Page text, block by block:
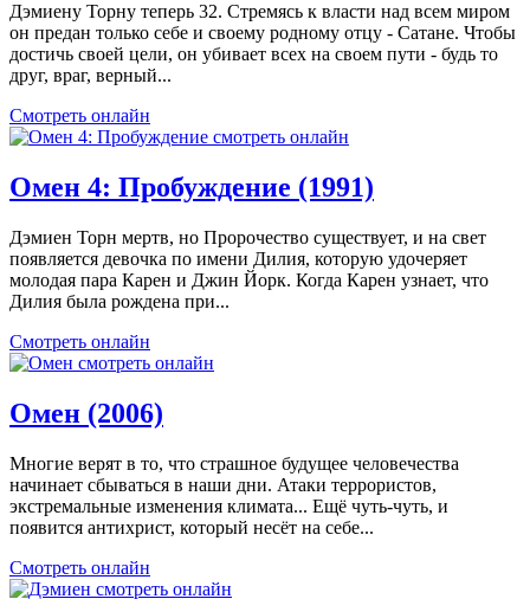
Дэмиену Торну теперь 32. Стремясь к власти над всем миром
он предан только себе и своему родному отцу - Сатане. Чтобы
достичь своей цели, он убивает всех на своем пути - будь то
друг, враг, верный...
Смотреть онлайн
Омен 4: Пробуждение (1991)
Дэмиен Торн мертв, но Пророчество существует, и на свет
появляется девочка по имени Дилия, которую удочеряет
молодая пара Карен и Джин Йорк. Когда Карен узнает, что
Дилия была рождена при...
Смотреть онлайн
Омен (2006)
Многие верят в то, что страшное будущее человечества
начинает сбываться в наши дни. Атаки террористов,
экстремальные изменения климата... Ещё чуть-чуть, и
появится антихрист, который несёт на себе...
Смотреть онлайн